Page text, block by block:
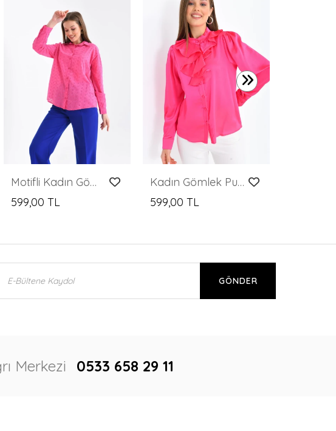
Motifli Kadın Gömlek Delikli Desen Klasik Kadın Gömlek Fuşya - 23081
599,00 TL
Kadın Gömlek Pudra Volan Yaka Saten Gömlek Fuşya - 33033
599,00 TL
GÖNDER
Merkezi 0533 658 29 11